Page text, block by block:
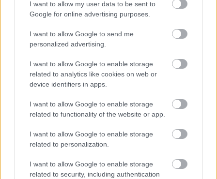
I want to allow my user data to be sent to
Google for online advertising purposes.
I want to allow Google to send me
personalized advertising.
I want to allow Google to enable storage
related to analytics like cookies on web or
device identifiers in apps.
I want to allow Google to enable storage
related to functionality of the website or app.
I want to allow Google to enable storage
related to personalization.
I want to allow Google to enable storage
related to security, including authentication
Országos hírek Paks II interjú Paks II. Atomerőmű Zrt.
AJÁNLJUK MÉG